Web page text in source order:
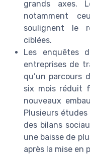
grands axes.
notamment
soulignent le
ciblées.
Les enquêtes
entreprises de
qu’un parcours
six mois réduit
nouveaux
Plusieurs
des bilans
une baisse de
après la mise en